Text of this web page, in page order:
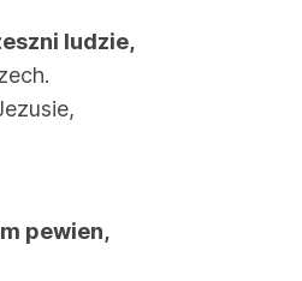
ludzie,
pewien,